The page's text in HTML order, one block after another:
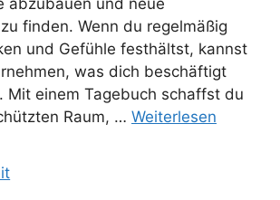
finden. Wenn du regelmäßig
und Gefühle festhältst, kannst
was dich beschäftigt
Mit einem Tagebuch schaffst du
Raum, … Weiterlesen